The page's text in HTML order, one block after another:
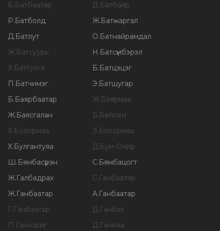
Б.Батбаатар Д.Батбаяр
Р.Батболд Ж.Батжаргал
Д.Батлут О.Батнайрамдал
Ж.Батсуурь Н.Батсүмбэрэл
Х.Баттулга Б.Батцэцэг
П.Батчимэг Э.Батшугар
Б.Баярбаатар Ж.Баярмаа
Ж.Баясгалан Б.Бейсен
Х.Болормаа Э.Болормаа
Х.Булгантуяа Д.Бум-Очир
Ш.Бямбасүрэн С.Бямбацогт
Ж.Галбадрах С.Ганбаатар
Ж.Ганбаатар А.Ганбаатар
Г.Ганбаатар Д.Ганбат
П.Ганзориг Д.Ганмаа